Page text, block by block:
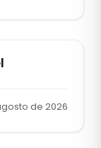
de 2026